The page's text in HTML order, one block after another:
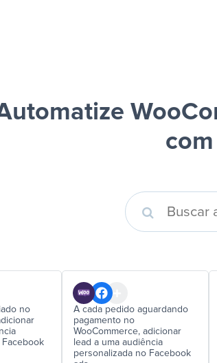
no
A cada pedido aguardando
pagamento no
WooCommerce, adicionar
lead a uma audiência
personalizada no Facebook